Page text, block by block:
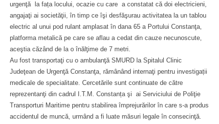
urgenţă la fața locului, ocazie cu care a constatat că doi electricieni,
angajaţi ai societăţii, în timp ce îşi desfăşurau activitatea la un tablou
electric al unui pod rulant amplasat în dana 65 a Portului Constanţa,
platforma metalică pe care se aflau a cedat din cauze necunoscute,
aceştia căzând de la o înălţime de 7 metri.
Au fost transportaţi cu o ambulanţă SMURD la Spitalul Clinic
Judeţean de Urgenţă Constanţa, rămânând internaţi pentru investigații
medicale de specialitate. Cercetările sunt continuate de către
reprezentanţi din cadrul I.T.M. Constanța şi ai Serviciului de Poliţie
Transporturi Maritime pentru stabilirea împrejurărilor în care s-a produs
accidentul de muncă, urmând a fi luate măsuri legale în consecinţă.